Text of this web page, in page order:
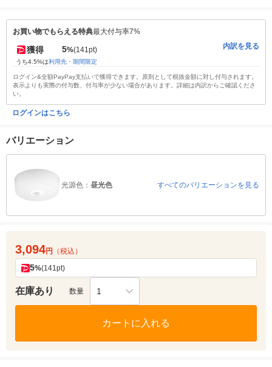
お買い物でもらえる特典最大付与率7%
獲得 5%(141pt)
うち4.5%は利用先・期間限定
内訳を見る
ログイン&全額PayPay支払いで獲得できます。原則として税抜金額に対し付与されます。
表示よりも実際の付与数、付与率が少ない場合があります。詳細は内訳からご確認くださ
い。
ログインはこちら
バリエーション
光源色： 昼光色 すべてのバリエーションを見る
3,094円 （税込）
5%(141pt)
在庫あり 数量 1
カートに入れる